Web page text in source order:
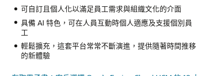
可自訂且個人化以滿足員工需求與組織文化的介面
具備 AI 特色，可在人員互動時個人適應及支援個別員
工
輕鬆擴充，這套平台常常不斷演進，提供隨著時間推移
的新體驗